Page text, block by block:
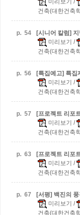
미리보기 /
건축(대한건축
p. 54
[시니어 칼럼]
미리보기 /
건축(대한건축
p. 56
[특집예고] 특집
미리보기 /
건축(대한건축
p. 57
[프로젝트 리포
미리보기 /
건축(대한건축
p. 63
[프로젝트 리포
미리보기 /
건축(대한건축
p. 67
[서평] 백진의
미리보기 /
건축(대한건축